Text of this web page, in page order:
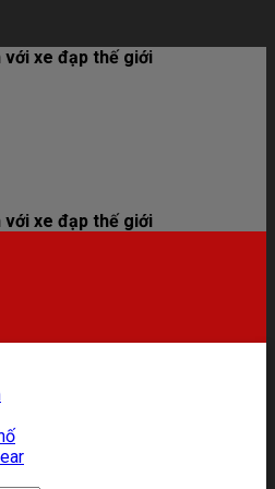
với xe đạp thế giới
với xe đạp thế giới